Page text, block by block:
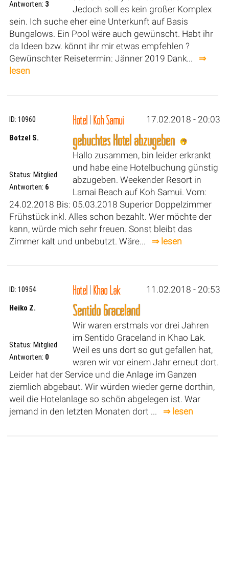
Antworten: 3
Jedoch soll es kein großer Komplex
sein. Ich suche eher eine Unterkunft auf Basis
Bungalows. Ein Pool wäre auch gewünscht. Habt ihr
da Ideen bzw. könnt ihr mir etwas empfehlen ?
Gewünschter Reisetermin: Jänner 2019 Dank... ⇒
lesen
ID: 10960 Hotel|Koh Samui 17.02.2018 - 20:03
Botzel S.
Status: Mitglied
Antworten: 6
gebuchtes Hotel abzugeben
Hallo zusammen, bin leider erkrankt
und habe eine Hotelbuchung günstig
abzugeben. Weekender Resort in
Lamai Beach auf Koh Samui. Vom:
24.02.2018 Bis: 05.03.2018 Superior Doppelzimmer
Frühstück inkl. Alles schon bezahlt. Wer möchte der
kann, würde mich sehr freuen. Sonst bleibt das
Zimmer kalt und unbebutzt. Wäre... ⇒ lesen
ID: 10954 Hotel|Khao Lak 11.02.2018 - 20:53
Heiko Z.
Status: Mitglied
Antworten: 0
Sentido Graceland
Wir waren erstmals vor drei Jahren
im Sentido Graceland in Khao Lak.
Weil es uns dort so gut gefallen hat,
waren wir vor einem Jahr erneut dort.
Leider hat der Service und die Anlage im Ganzen
ziemlich abgebaut. Wir würden wieder gerne dorthin,
weil die Hotelanlage so schön abgelegen ist. War
jemand in den letzten Monaten dort ... ⇒ lesen